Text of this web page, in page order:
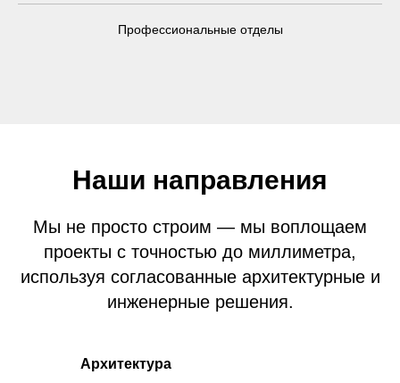
Профессиональные отделы
Наши направления
Мы не просто строим — мы воплощаем
проекты с точностью до миллиметра,
используя согласованные архитектурные и
инженерные решения.
Архитектура